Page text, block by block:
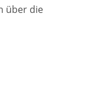
über die